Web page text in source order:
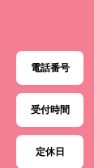
電話番号
受付時間
定休日